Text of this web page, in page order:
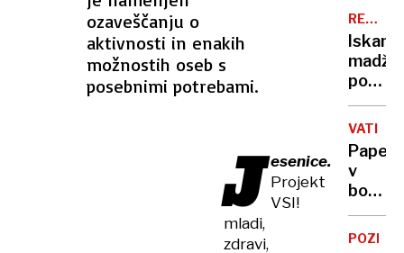
ozaveščanju o
aktivnosti in enakih
možnostih oseb s
posebnimi potrebami.
J esenice.
Projekt
VSI!
mladi,
zdravi,
ima
nov
od
prvih
jasli
AKCIJA
Iskanje
znova
bodo
jutri
Papež
v
pozval
POZIV